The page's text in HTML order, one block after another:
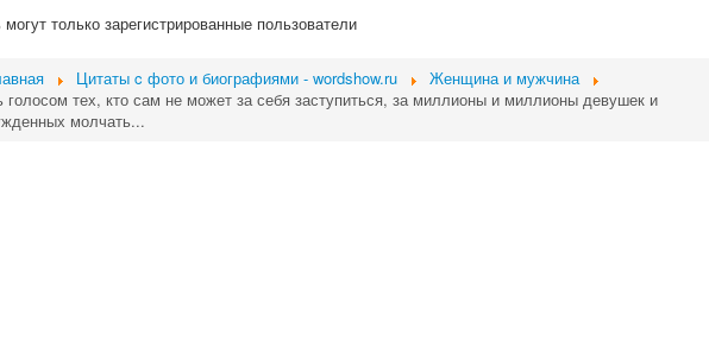
только зарегистрированные пользователи
Цитаты c фото и биографиями - wordshow.ru
Женщина и мужчина
голосом тех, кто сам не может за себя заступиться, за миллионы и миллионы девушек и
молчать...